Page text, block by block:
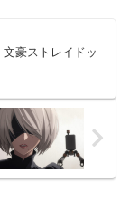
文豪ストレイドッ